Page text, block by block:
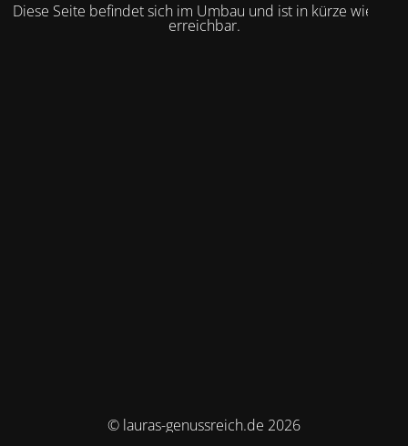
Diese Seite befindet sich im Umbau und ist in kürze wieder
erreichbar.
© lauras-genussreich.de 2026